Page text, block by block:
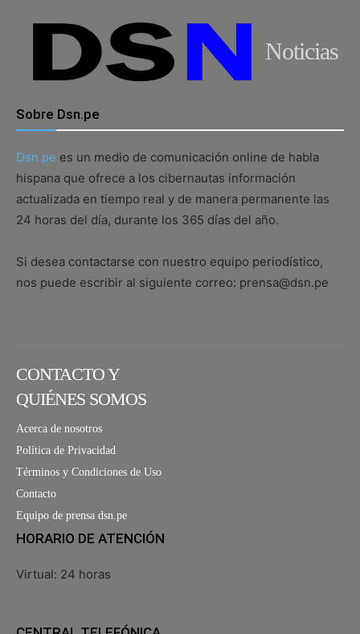
Noticias
Sobre Dsn.pe
Dsn.pe es un medio de comunicación online de habla
hispana que ofrece a los cibernautas información
actualizada en tiempo real y de manera permanente las
24 horas del día, durante los 365 días del año.
Si desea contactarse con nuestro equipo periodístico,
nos puede escribir al siguiente correo: prensa@dsn.pe
CONTACTO Y
QUIÉNES SOMOS
Acerca de nosotros
Política de Privacidad
Términos y Condiciones de Uso
Contacto
Equipo de prensa dsn.pe
HORARIO DE ATENCIÓN
Virtual: 24 horas